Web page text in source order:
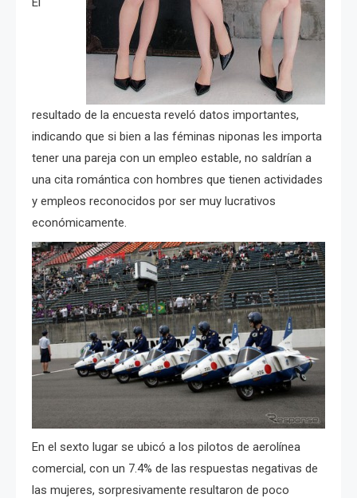
resultado de la encuesta reveló datos importantes,
indicando que si bien a las féminas niponas les importa
tener una pareja con un empleo estable, no saldrían a
una cita romántica con hombres que tienen actividades
y empleos reconocidos por ser muy lucrativos
económicamente.
En el sexto lugar se ubicó a los pilotos de aerolínea
comercial, con un 7.4% de las respuestas negativas de
las mujeres, sorpresivamente resultaron de poco